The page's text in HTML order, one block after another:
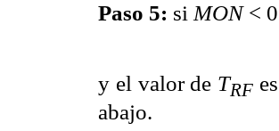
Paso 5: si MON< 0
y el valor de TRF
abajo.